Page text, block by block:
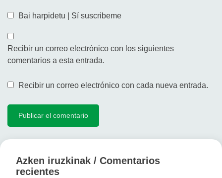
Bai harpidetu | Sí suscribeme
Recibir un correo electrónico con los siguientes
comentarios a esta entrada.
Recibir un correo electrónico con cada nueva entrada.
Azken iruzkinak / Comentarios
recientes